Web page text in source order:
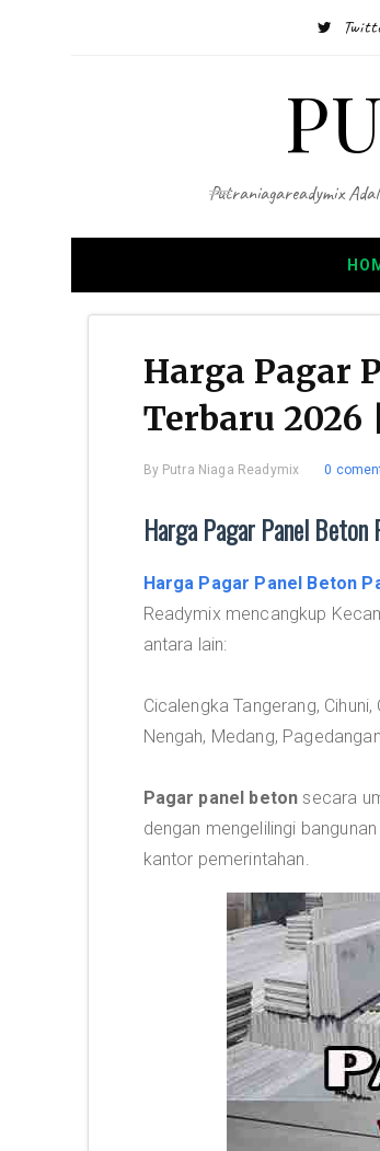
Putraniagareadymix
Harga Pagar
Terbaru 2026
By Putra Niaga Readymix 0
Harga Pagar Panel
Harga Pagar Panel Beton
Readymix mencangkup
antara lain:
Cicalengka Tangerang,
Nengah, Medang,
Pagar panel beton secara
dengan mengelilingi
kantor pemerintahan.